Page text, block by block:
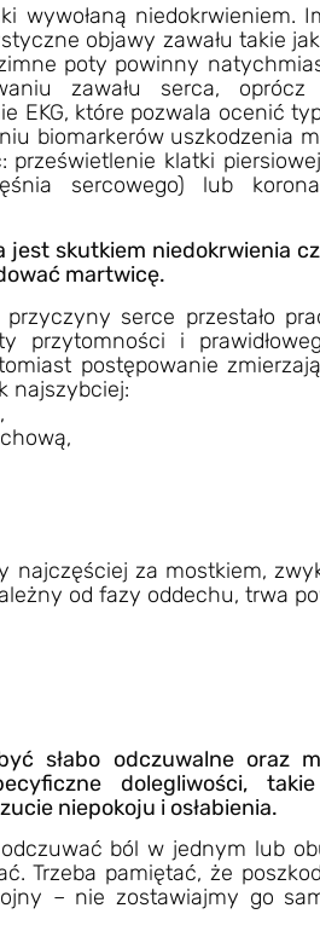
wywołaną niedokrwieniem.
objawy zawału takie
poty powinny
zawału serca, oprócz
EKG, które pozwala ocenić
biomarkerów uszkodzenia
klatki
sercowego) lub
jest skutkiem niedokrwienia
martwicę.
serce przestało
przytomności i
postępowanie
najszybciej:
najczęściej za mostkiem,
od fazy oddechu, trwa
słabo odczuwalne oraz
dolegliwości,
niepokoju i osłabienia.
ból w jednym lub
Trzeba pamiętać, że
– nie zostawiajmy go